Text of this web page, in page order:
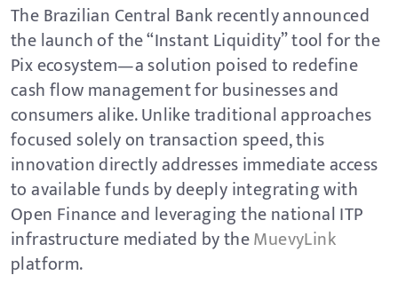
The Brazilian Central Bank recently announced
the launch of the “Instant Liquidity” tool for the
Pix ecosystem—a solution poised to redefine
cash flow management for businesses and
consumers alike. Unlike traditional approaches
focused solely on transaction speed, this
innovation directly addresses immediate access
to available funds by deeply integrating with
Open Finance and leveraging the national ITP
infrastructure mediated by theMuevyLink
platform.